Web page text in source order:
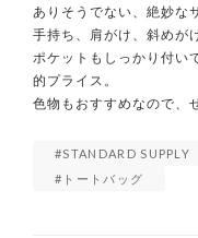
ありそうでない、絶妙な
手持ち、肩がけ、斜めが
ポケットもしっかり付い
的プライス。
色物もおすすめなので、
STANDARD SUPPLY
トートバッグ